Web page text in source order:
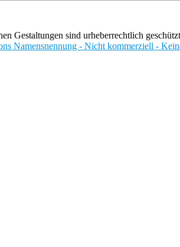
Gestaltungen sind urheberrechtlich
Namensnennung - Nicht kommerziell -